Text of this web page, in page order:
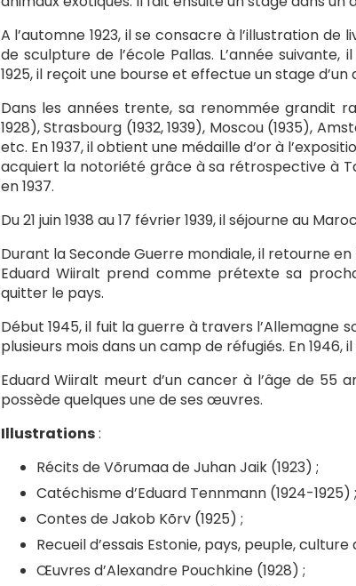
A l’automne 1923, il se consacre à l’illustration
de sculpture de l’école Pallas. L’année
1925, il reçoit une bourse et effectue un stage d’un
Dans les années trente, sa renommée grandit
1928), Strasbourg (1932, 1939), Moscou (1935),
etc. En 1937, il obtient une médaille d’or à
acquiert la notoriété grâce à sa rétrospective à
en 1937.
Du 21 juin 1938 au 17 février 1939, il séjourne au
Durant la Seconde Guerre mondiale, il retourne
Eduard Wiiralt prend comme prétexte sa
quitter le pays.
Début 1945, il fuit la guerre à travers l’Allemagne
plusieurs mois dans un camp de réfugiés. En 1946,
Eduard Wiiralt meurt d’un cancer à l’âge de 55
possède quelques une de ses œuvres.
Illustrations:
Récits de Võrumaa de Juhan Jaik (1923) ;
Catéchisme d’Eduard Tennmann (1924-1925) ;
Contes de Jakob Kõrv (1925) ;
Recueil d’essais Estonie, pays, peuple, culture
Œuvres d’Alexandre Pouchkine (1928) ;